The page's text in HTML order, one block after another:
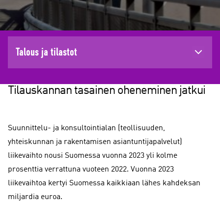
Talous ja tilastot
Tilauskannan tasainen oheneminen jatkui
Suunnittelu- ja konsultointialan (teollisuuden,
yhteiskunnan ja rakentamisen asiantuntijapalvelut)
liikevaihto nousi Suomessa vuonna 2023 yli kolme
prosenttia verrattuna vuoteen 2022. Vuonna 2023
liikevaihtoa kertyi Suomessa kaikkiaan lähes kahdeksan
miljardia euroa.